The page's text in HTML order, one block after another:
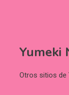
Yumeki
Otros sitios de